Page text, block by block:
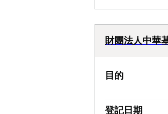
財團法人中華
目的
登記日期